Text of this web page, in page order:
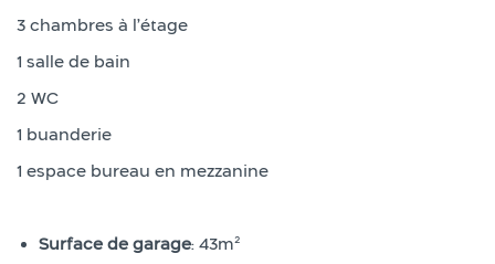
3 chambres à l’étage
1 salle de bain
2 WC
1 buanderie
1 espace bureau en mezzanine
Surface de garage: 43m²